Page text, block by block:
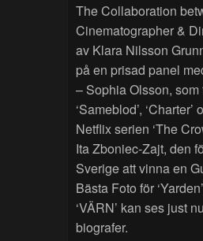
The Collaboration
Cinematographer &
av Klara Nilsson
på en prisad panel
– Sophia Olsson, som
‘Sameblod’,
Netflix serien ‘The
Ita Zboniec-Zajt, den
Sverige att vinna en
Bästa Foto för
‘VÄRN’ kan ses just
biografer.